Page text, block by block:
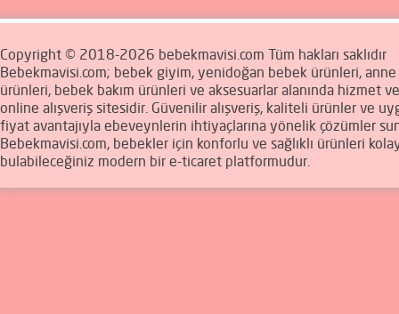
Copyright © 2018-2026 bebekmavisi.com Tüm hakları saklıdır
Bebekmavisi.com; bebek giyim, yenidoğan bebek ürünleri,
ürünleri, bebek bakım ürünleri ve aksesuarlar alanında hizmet
online alışveriş sitesidir. Güvenilir alışveriş, kaliteli ürünler ve
fiyat avantajıyla ebeveynlerin ihtiyaçlarına yönelik çözümler
Bebekmavisi.com, bebekler için konforlu ve sağlıklı ürünleri
bulabileceğiniz modern bir e-ticaret platformudur.